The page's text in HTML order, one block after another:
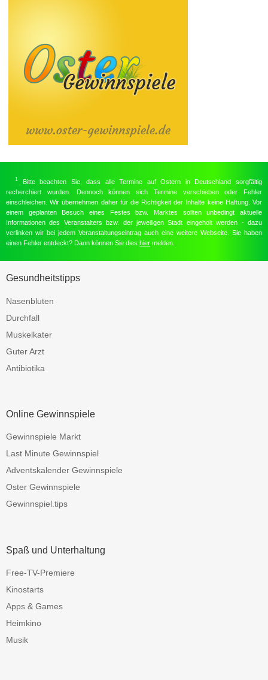
1 Bitte beachten Sie, dass alle Termine auf Ostern in Deutschland sorgfältig
recherchiert wurden. Dennoch können sich Termine verschieben oder Fehler
einschleichen. Wir übernehmen daher für die Richtigkeit der Inhalte keine Haftung. Vor
einem geplanten Besuch eines Festes bzw. Marktes sollten unbedingt aktuelle
Informationen des Veranstalters bzw. der jeweiligen Stadt eingeholt werden - dazu
verlinken wir bei jedem Veranstaltungseintrag auch eine weitere Webseite. Sie haben
einen Fehler entdeckt? Dann können Sie dies hier melden.
Gesundheitstipps
Nasenbluten
Durchfall
Muskelkater
Guter Arzt
Antibiotika
Online Gewinnspiele
Gewinnspiele Markt
Last Minute Gewinnspiel
Adventskalender Gewinnspiele
Oster Gewinnspiele
Gewinnspiel.tips
Spaß und Unterhaltung
Free-TV-Premiere
Kinostarts
Apps & Games
Heimkino
Musik